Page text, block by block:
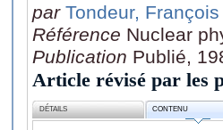
par Tondeur, François
Référence Nuclear
Publication Publié,
Article révisé par les
DÉTAILS CONTENU